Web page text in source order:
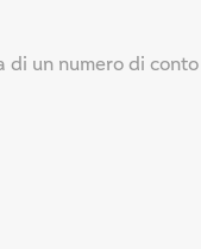
un numero di